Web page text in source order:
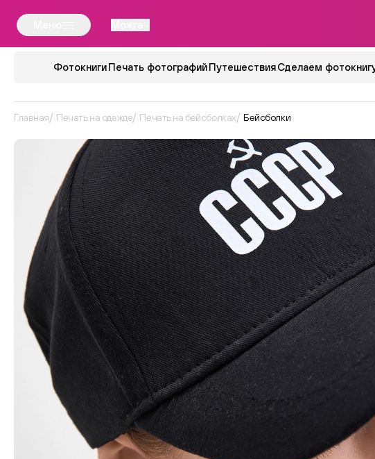
ФотокнигиПечать фотографийПутешествияСделаем
Главная Печать на одежде Печать на бейсболках Бейсболки